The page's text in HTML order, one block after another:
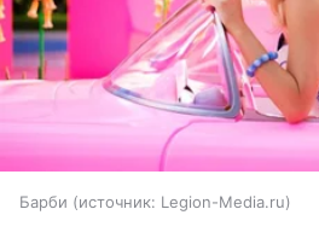
Барби источник: Legion-Media.ru